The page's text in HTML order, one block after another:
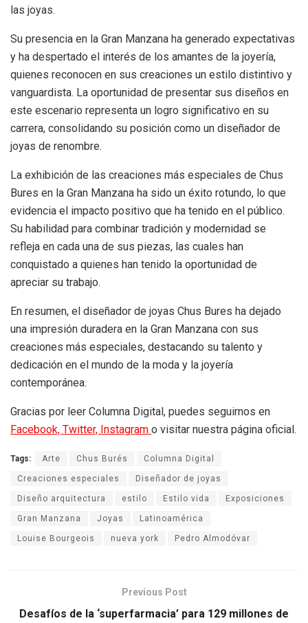
las joyas.
Su presencia en la Gran Manzana ha generado expectativas
y ha despertado el interés de los amantes de la joyería,
quienes reconocen en sus creaciones un estilo distintivo y
vanguardista. La oportunidad de presentar sus diseños en
este escenario representa un logro significativo en su
carrera, consolidando su posición como un diseñador de
joyas de renombre.
La exhibición de las creaciones más especiales de Chus
Bures en la Gran Manzana ha sido un éxito rotundo, lo que
evidencia el impacto positivo que ha tenido en el público.
Su habilidad para combinar tradición y modernidad se
refleja en cada una de sus piezas, las cuales han
conquistado a quienes han tenido la oportunidad de
apreciar su trabajo.
En resumen, el diseñador de joyas Chus Bures ha dejado
una impresión duradera en la Gran Manzana con sus
creaciones más especiales, destacando su talento y
dedicación en el mundo de la moda y la joyería
contemporánea.
Gracias por leer Columna Digital, puedes seguirnos en
Facebook, Twitter, Instagram o visitar nuestra página oficial.
Tags: Arte Chus Burés Columna Digital
Creaciones especiales Diseñador de joyas
Diseño arquitectura estilo Estilo vida Exposiciones
Gran Manzana Joyas Latinoamérica
Louise Bourgeois nueva york Pedro Almodóvar
Previous Post
Desafíos de la ‘superfarmacia’ para 129 millones de